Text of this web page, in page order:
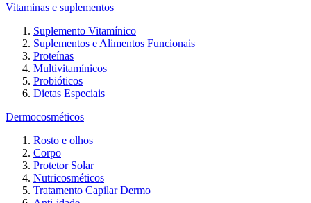
Vitaminas e suplementos
Suplemento Vitamínico
Suplementos e Alimentos Funcionais
Proteínas
Multivitamínicos
Probióticos
Dietas Especiais
Dermocosméticos
Rosto e olhos
Corpo
Protetor Solar
Nutricosméticos
Tratamento Capilar Dermo